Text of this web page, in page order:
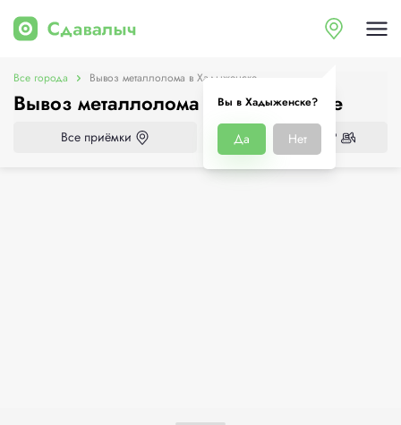
Вы в Хадыженске?
Да Нет
Все города Вывоз металлолома в Хадыженске
Вывоз металлолома в Хадыженске
Все приёмки Нужен демонтаж?